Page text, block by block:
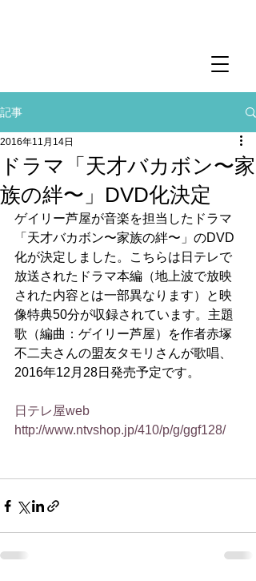
記事
ドラマ「天才バカボン〜家
族の絆〜」DVD化決定
2016年11月14日
ゲイリー芦屋が音楽を担当したドラマ
「天才バカボン〜家族の絆〜」のDVD
化が決定しました。こちらは日テレで
放送されたドラマ本編（地上波で放映
された内容とは一部異なります）と映
像特典50分が収録されています。主題
歌（編曲：ゲイリー芦屋）を作者赤塚
不二夫さんの盟友タモリさんが歌唱、
2016年12月28日発売予定です。
日テレ屋web
http://www.ntvshop.jp/410/p/g/ggf128/